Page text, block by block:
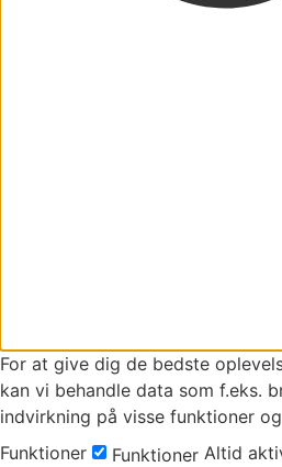
For at give dig de bedste
kan vi behandle data som f.eks.
indvirkning på visse funktioner
Funktioner
Funktioner Altid